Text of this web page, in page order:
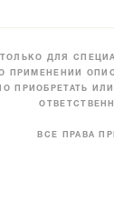
ДЛЯ
ПРИМЕНЕНИИ
ПРИОБРЕТАТЬ
ВСЕ ПРАВА